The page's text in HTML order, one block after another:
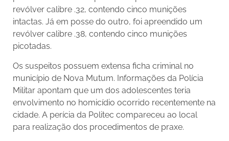
revólver calibre .32, contendo cinco munições
intactas. Já em posse do outro, foi apreendido um
revólver calibre .38, contendo cinco munições
picotadas.
Os suspeitos possuem extensa ficha criminal no
município de Nova Mutum. Informações da Polícia
Militar apontam que um dos adolescentes teria
envolvimento no homicídio ocorrido recentemente na
cidade. A perícia da Politec compareceu ao local
para realização dos procedimentos de praxe.